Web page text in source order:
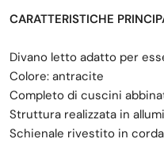
CARATTERISTICHE
Divano letto adatto per
Colore: antracite
Completo di cuscini
Struttura realizzata in
Schienale rivestito in